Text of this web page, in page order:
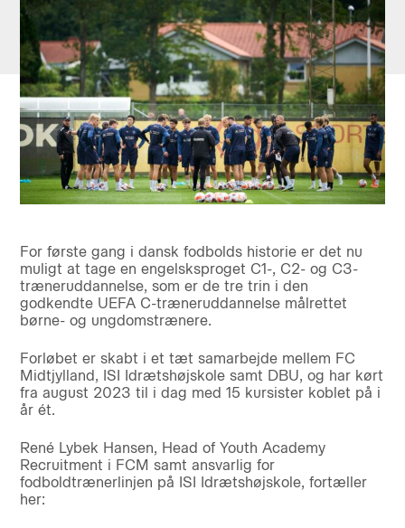
For første gang i dansk fodbolds historie er det nu
muligt at tage en engelsksproget C1-, C2- og C3-
træneruddannelse, som er de tre trin i den
godkendte UEFA C-træneruddannelse målrettet
børne- og ungdomstrænere.
Forløbet er skabt i et tæt samarbejde mellem FC
Midtjylland, ISI Idrætshøjskole samt DBU, og har kørt
fra august 2023 til i dag med 15 kursister koblet på i
år ét.
René Lybek Hansen, Head of Youth Academy
Recruitment i FCM samt ansvarlig for
fodboldtrænerlinjen på ISI Idrætshøjskole, fortæller
her: